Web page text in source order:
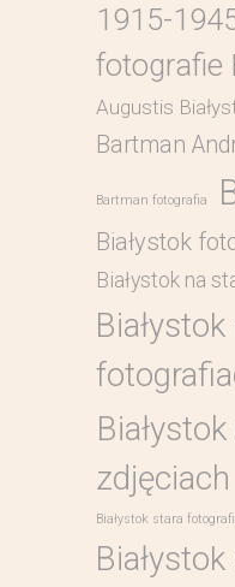
1915-
fotografie
Augustis
Bartman
Bartman fotografia
Białystok
Białystok na
zdjęciach
Białystok stara